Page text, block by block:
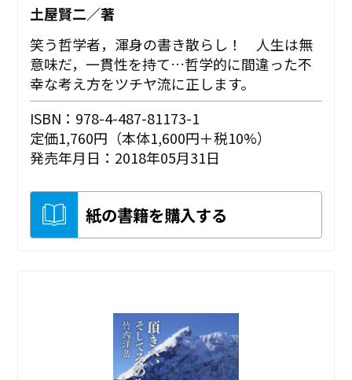
土屋賢二／著
笑う哲学者，渾身の書き散らし！ 人生は無
意味だ，一貫性を持て…哲学的に間違った不
幸な考え方をツチヤ流に正します。
ISBN：978-4-487-81173-1
定価1,760円（本体1,600円＋税10%）
発売年月日：2018年05月31日
紙の書籍を購入する